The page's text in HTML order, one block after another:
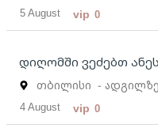
5 August vip 0
დიღომში ვეძებთ
თბილისი - ადგილზე
4 August vip 0